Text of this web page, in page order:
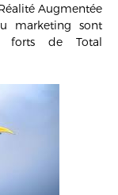
Augmentée
marketing sont
forts de Total